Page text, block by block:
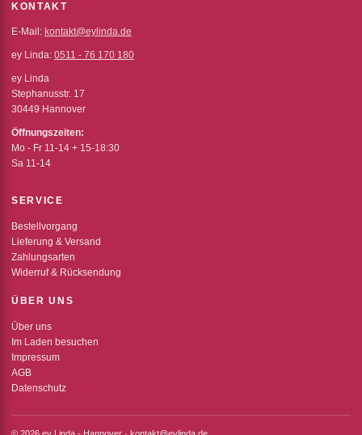
KONTAKT
E-Mail: kontakt@eylinda.de
ey Linda: 0511 - 76 170 180
ey Linda
Stephanusstr. 17
30449 Hannover
Öffnungszeiten:
Mo - Fr 11-14 + 15-18:30
Sa 11-14
SERVICE
Bestellvorgang
Lieferung & Versand
Zahlungsarten
Widerruf & Rücksendung
ÜBER UNS
Über uns
Im Laden besuchen
Impressum
AGB
Datenschutz